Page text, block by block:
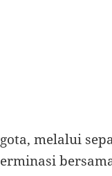
melalui